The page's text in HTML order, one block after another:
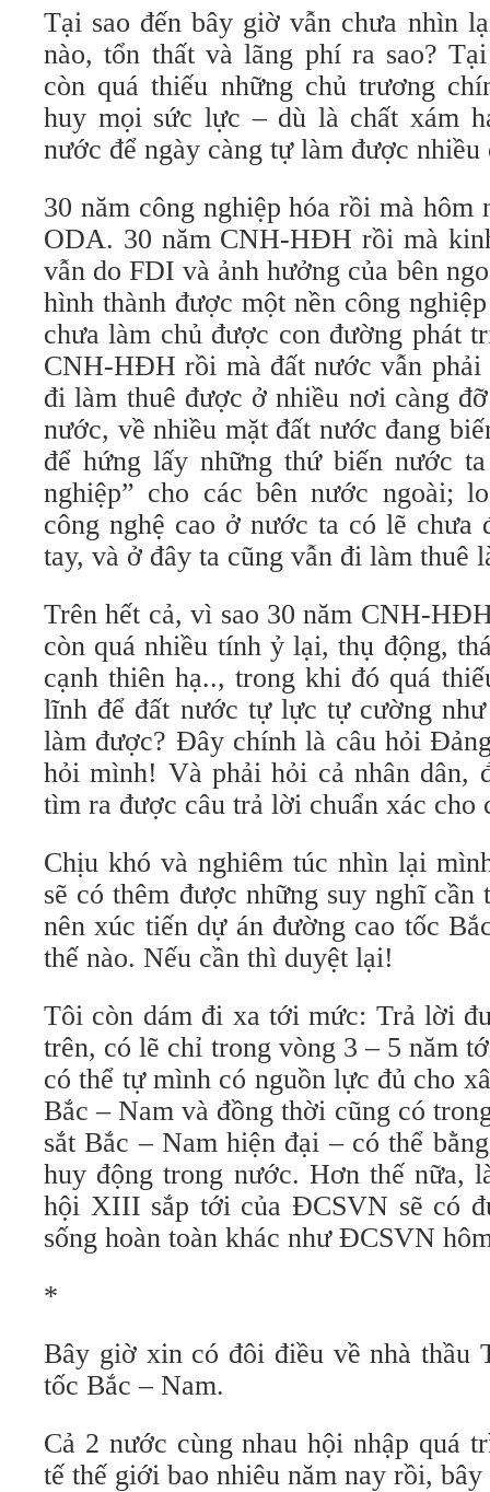
Tại sao đến bây giờ vẫn chưa nhìn
nào, tổn thất và lãng phí ra sao?
còn quá thiếu những chủ trương
huy mọi sức lực – dù là chất xám
nước để ngày càng tự làm được
30 năm công nghiệp hóa rồi mà
ODA. 30 năm CNH-HĐH rồi mà
vẫn do FDI và ảnh hưởng của bên
hình thành được một nền công
chưa làm chủ được con đường phát
CNH-HĐH rồi mà đất nước vẫn phải
đi làm thuê được ở nhiều nơi càng
nước, về nhiều mặt đất nước đang
để hứng lấy những thứ biến nước
nghiệp” cho các bên nước ngoài;
công nghệ cao ở nước ta có lẽ chưa
tay, và ở đây ta cũng vẫn đi làm
Trên hết cả, vì sao 30 năm CNH-
còn quá nhiều tính ỷ lại, thụ động,
cạnh thiên hạ.., trong khi đó quá
lĩnh để đất nước tự lực tự cường
làm được? Đây chính là câu hỏi
hỏi mình! Và phải hỏi cả nhân dân,
tìm ra được câu trả lời chuẩn xác cho
Chịu khó và nghiêm túc nhìn lại
sẽ có thêm được những suy nghĩ
nên xúc tiến dự án đường cao tốc
thế nào. Nếu cần thì duyệt lại!
Tôi còn dám đi xa tới mức: Trả lời
trên, có lẽ chỉ trong vòng 3 – 5 năm
có thể tự mình có nguồn lực đủ cho
Bắc – Nam và đồng thời cũng có
sắt Bắc – Nam hiện đại – có thể
huy động trong nước. Hơn thế nữa,
hội XIII sắp tới của ĐCSVN sẽ có
sống hoàn toàn khác như ĐCSVN
*
Bây giờ xin có đôi điều về nhà thầu
tốc Bắc – Nam.
Cả 2 nước cùng nhau hội nhập quá
tế thế giới bao nhiêu năm nay rồi,